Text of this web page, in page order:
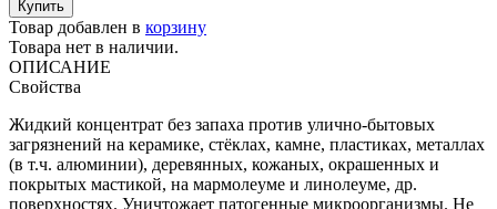
Товар добавлен в корзину
Товара нет в наличии.
ОПИСАНИЕ
Свойства
Жидкий концентрат без запаха против улично-бытовых
загрязнений на керамике, стёклах, камне, пластиках, металлах
(в т.ч. алюминии), деревянных, кожаных, окрашенных и
покрытых мастикой, на мармолеуме и линолеуме, др.
поверхностях. Уничтожает патогенные микроорганизмы. Не